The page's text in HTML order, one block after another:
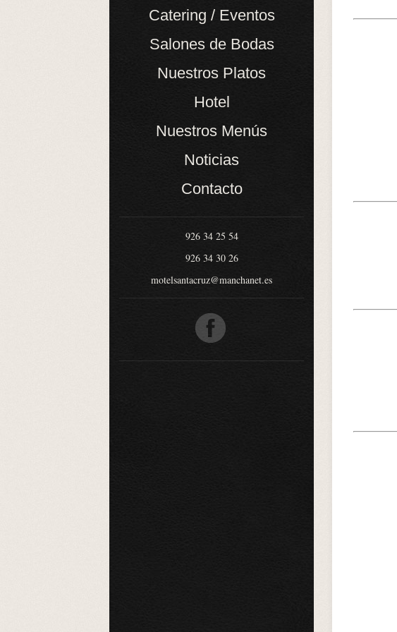
Catering / Eventos
Salones de Bodas
Nuestros Platos
Hotel
Nuestros Menús
Noticias
Contacto
926 34 25 54
926 34 30 26
motelsantacruz@manchanet.es